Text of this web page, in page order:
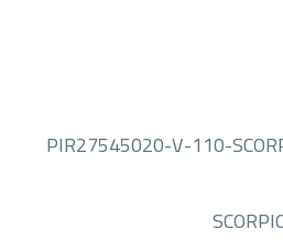
PIR27545020-V-110-